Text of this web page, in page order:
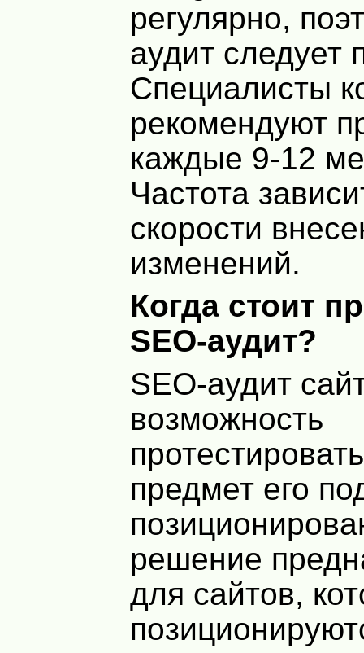
регулярно,
аудит следует
Специалисты
рекомендуют
каждые 9-12
Частота
скорости
изменений.
Когда стоит
SEO-аудит?
SEO-аудит
возможность
предмет его
решение
для сайтов,